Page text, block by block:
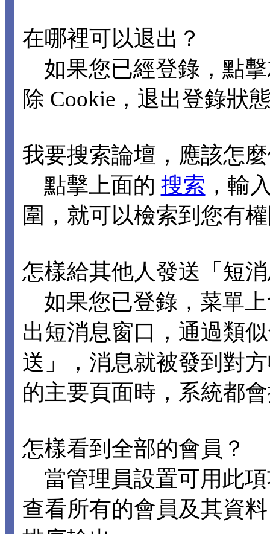
在哪裡可以退出？
如果您已經登錄，點
除 Cookie，退出登錄狀
我要搜索論壇，應該怎
點擊上面的 搜索 ，輸
圍，就可以檢索到您有
怎樣給其他人發送「短
如果您已登錄，菜單
出短消息窗口，通過類
送」，消息就被發到對
的主要頁面時，系統都
怎樣看到全部的會員？
當管理員設置可用此
查看所有的會員及其資